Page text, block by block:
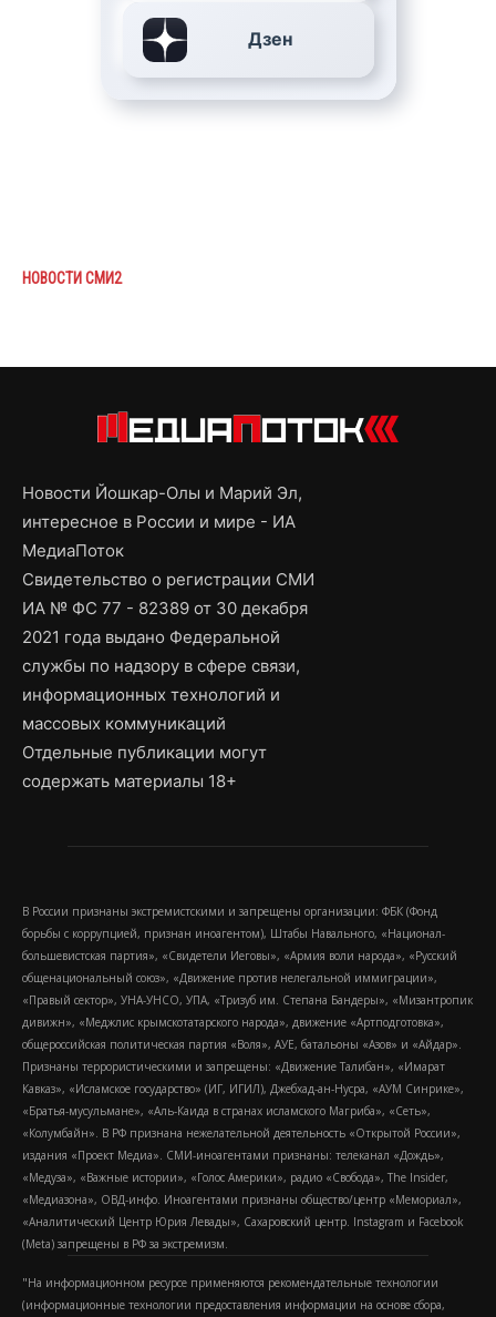
Дзен
НОВОСТИ СМИ2
Новости Йошкар-Олы и Марий Эл,
интересное в России и мире - ИА
МедиаПоток
Свидетельство о регистрации СМИ
ИА № ФС 77 - 82389 от 30 декабря
2021 года выдано Федеральной
службы по надзору в сфере связи,
информационных технологий и
массовых коммуникаций
Отдельные публикации могут
содержать материалы 18+
В России признаны экстремистскими и запрещены организации: ФБК (Фонд
борьбы с коррупцией, признан иноагентом), Штабы Навального, «Национал-
большевистская партия», «Свидетели Иеговы», «Армия воли народа», «Русский
общенациональный союз», «Движение против нелегальной иммиграции»,
«Правый сектор», УНА-УНСО, УПА, «Тризуб им. Степана Бандеры», «Мизантропик
дивижн», «Меджлис крымскотатарского народа», движение «Артподготовка»,
общероссийская политическая партия «Воля», АУЕ, батальоны «Азов» и «Айдар».
Признаны террористическими и запрещены: «Движение Талибан», «Имарат
Кавказ», «Исламское государство» (ИГ, ИГИЛ), Джебхад-ан-Нусра, «АУМ Синрике»,
«Братья-мусульмане», «Аль-Каида в странах исламского Магриба», «Сеть»,
«Колумбайн». В РФ признана нежелательной деятельность «Открытой России»,
издания «Проект Медиа». СМИ-иноагентами признаны: телеканал «Дождь»,
«Медуза», «Важные истории», «Голос Америки», радио «Свобода», The Insider,
«Медиазона», ОВД-инфо. Иноагентами признаны общество/центр «Мемориал»,
«Аналитический Центр Юрия Левады», Сахаровский центр. Instagram и Facebook
(Metа) запрещены в РФ за экстремизм.
"На информационном ресурсе применяются рекомендательные технологии
(информационные технологии предоставления информации на основе сбора,